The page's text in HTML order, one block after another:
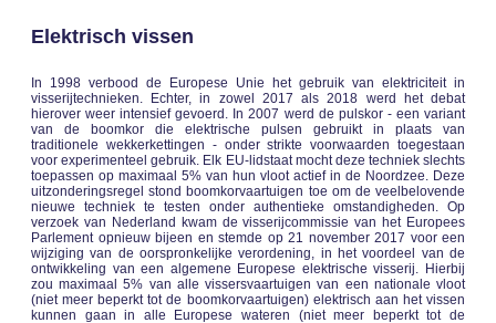
Elektrisch vissen
In 1998 verbood de Europese Unie het gebruik van elektriciteit in
visserijtechnieken. Echter, in zowel 2017 als 2018 werd het debat
hierover weer intensief gevoerd. In 2007 werd de pulskor - een variant
van de boomkor die elektrische pulsen gebruikt in plaats van
traditionele wekkerkettingen - onder strikte voorwaarden toegestaan
voor experimenteel gebruik. Elk EU-lidstaat mocht deze techniek slechts
toepassen op maximaal 5% van hun vloot actief in de Noordzee. Deze
uitzonderingsregel stond boomkorvaartuigen toe om de veelbelovende
nieuwe techniek te testen onder authentieke omstandigheden. Op
verzoek van Nederland kwam de visserijcommissie van het Europees
Parlement opnieuw bijeen en stemde op 21 november 2017 voor een
wijziging van de oorspronkelijke verordening, in het voordeel van de
ontwikkeling van een algemene Europese elektrische visserij. Hierbij
zou maximaal 5% van alle vissersvaartuigen van een nationale vloot
(niet meer beperkt tot de boomkorvaartuigen) elektrisch aan het vissen
kunnen gaan in alle Europese wateren (niet meer beperkt tot de